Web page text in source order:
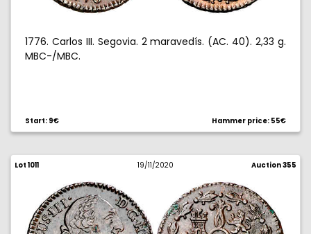
1776. Carlos III. Segovia. 2 maravedís. (AC. 40). 2,33 g.
MBC-/MBC.
Start: 9€ Hammer price: 55€
Lot 1011 19/11/2020 Auction 355